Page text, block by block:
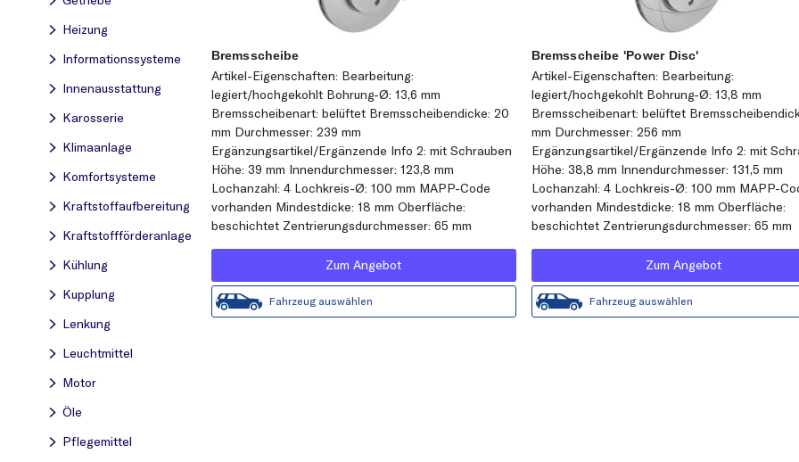
Heizung
Informationssysteme
Innenausstattung
Karosserie
Klimaanlage
Komfortsysteme
Kraftstoff­aufbereitung
Kraftstoff­förderanlage
Kühlung
Kupplung
Lenkung
Leuchtmittel
Motor
Öle
Pflegemittel
Bremsscheibe
Artikel-Eigenschaften: Bearbeitung:
legiert/hochgekohlt Bohrung-Ø: 13,6 mm
Bremsscheibenart: belüftet Bremsscheibendicke: 20
mm Durchmesser: 239 mm
Ergänzungsartikel/Ergänzende Info 2: mit Schrauben
Höhe: 39 mm Innendurchmesser: 123,8 mm
Lochanzahl: 4 Lochkreis-Ø: 100 mm MAPP-Code
vorhanden Mindestdicke: 18 mm Oberfläche:
beschichtet Zentrierungsdurchmesser: 65 mm
Zum Angebot
Fahrzeug auswählen
Bremsscheibe 'Power Disc'
Artikel-Eigenschaften: Bearbeitung:
legiert/hochgekohlt Bohrung-Ø: 13,8 mm
Bremsscheibenart: belüftet
mm Durchmesser: 256 mm
Ergänzungsartikel/Ergänzende Info 2: mit
Höhe: 38,8 mm Innendurchmesser: 131,5 mm
Lochanzahl: 4 Lochkreis-Ø: 100 mm MAPP-
vorhanden Mindestdicke: 18 mm Oberfläche:
beschichtet Zentrierungsdurchmesser: 65 mm
Zum Angebot
Fahrzeug auswählen